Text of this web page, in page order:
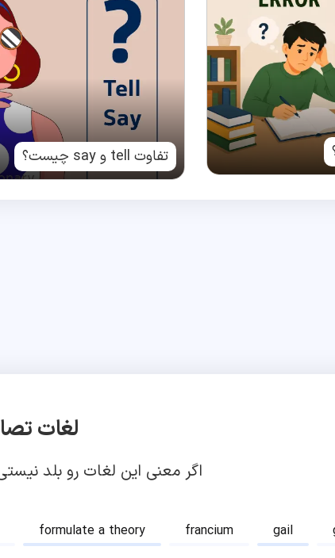
تفاوت tell و say چیست؟
لغات
اگر معنی این لغات رو بلد
formulate a theory francium gail